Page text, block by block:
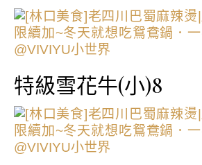
特級雪花牛(小)8